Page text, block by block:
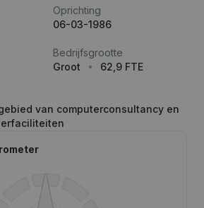
Oprichting
06-03-1986
Bedrijfsgrootte
Groot
62,9 FTE
van computerconsultancy en